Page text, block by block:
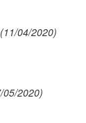
(11/04/2020)
05/2020)